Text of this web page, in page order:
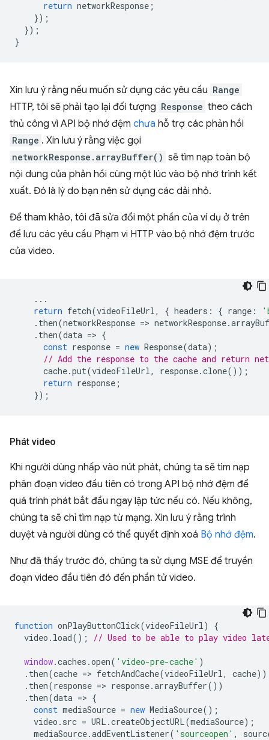
return networkResponse ;
});
});
}
Xin lưu ý rằng nếu muốn sử dụng các yêu cầu Range
HTTP, tôi sẽ phải tạo lại đối tượng Response theo cách
thủ công vì API bộ nhớ đệm chưa hỗ trợ các phản hồi
Range . Xin lưu ý rằng việc gọi
networkResponse.arrayBuffer() sẽ tìm nạp toàn bộ
nội dung của phản hồi cùng một lúc vào bộ nhớ trình kết
xuất. Đó là lý do bạn nên sử dụng các dải nhỏ.
Để tham khảo, tôi đã sửa đổi một phần của ví dụ ở trên
để lưu các yêu cầu Phạm vi HTTP vào bộ nhớ đệm trước
của video.
...
return fetch(videoFileUrl, { headers : { range :
. then(networkResponse => networkResponse.
. then(data => {
const response = new Response(data);
// Add the response to the cache and return
cache.put(videoFileUrl, response.clone());
return response ;
});
Phát video
Khi người dùng nhấp vào nút phát, chúng ta sẽ tìm nạp
phân đoạn video đầu tiên có trong API bộ nhớ đệm để
quá trình phát bắt đầu ngay lập tức nếu có. Nếu không,
chúng ta sẽ chỉ tìm nạp từ mạng. Xin lưu ý rằng trình
duyệt và người dùng có thể quyết định xoá Bộ nhớ đệm.
Như đã thấy trước đó, chúng ta sử dụng MSE để truyền
đoạn video đầu tiên đó đến phần tử video.
function onPlayButtonClick(videoFileUrl)
{
video . load(); // Used to be able to play video
window.caches .open( 'video-pre-cache' )
. then(cache => fetchAndCache(videoFileUrl, cache))
. then(response => response.arrayBuffer())
. then(data => {
const mediaSource = new MediaSource();
video . src = URL .createObjectURL(mediaSource);
mediaSource.addEventListener( 'sourceopen' ,